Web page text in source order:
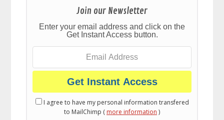
Join our Newsletter
Enter your email address and click on the
Get Instant Access button.
I agree to have my personal information transfered
to MailChimp ( more information )